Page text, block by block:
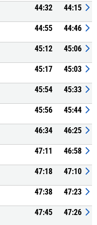
44:32 44:15
44:55 44:46
45:12 45:06
45:17 45:03
45:54 45:33
45:56 45:44
46:34 46:25
47:11 46:58
47:18 47:10
47:38 47:23
47:45 47:26